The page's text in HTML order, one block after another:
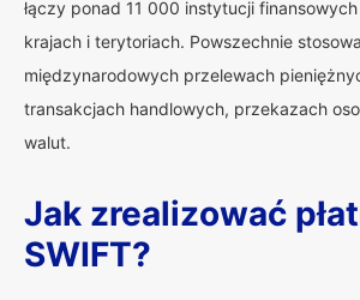
łączy ponad 11 000 instytucji
krajach i terytoriach. Powszechnie
międzynarodowych przelewach
transakcjach handlowych, przekazach
walut.
Jak zrealizować
SWIFT?